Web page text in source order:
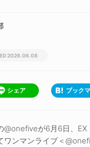
2026.06.08
シェア ブック
@onefiveが6月6日、EX
ワンマンライブ＜